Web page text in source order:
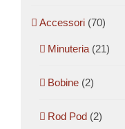
Accessori (70)
Minuteria (21)
Bobine (2)
Rod Pod (2)